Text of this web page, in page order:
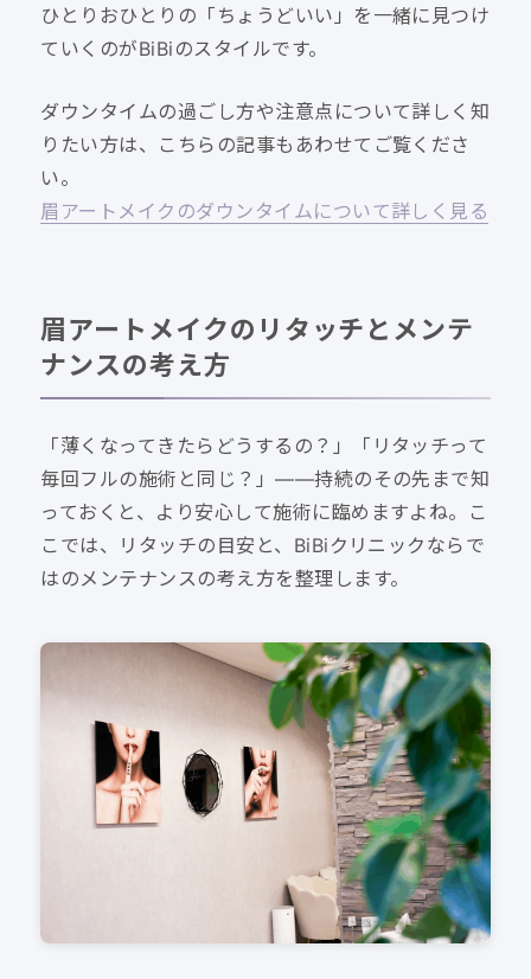
ひとりおひとりの「ちょうどいい」を一緒に見つけ
ていくのがBiBiのスタイルです。
ダウンタイムの過ごし方や注意点について詳しく知
りたい方は、こちらの記事もあわせてご覧くださ
い。
眉アートメイクのダウンタイムについて詳しく見る
眉アートメイクのリタッチとメンテ
ナンスの考え方
「薄くなってきたらどうするの？」「リタッチって
毎回フルの施術と同じ？」——持続のその先まで知
っておくと、より安心して施術に臨めますよね。こ
こでは、リタッチの目安と、BiBiクリニックならで
はのメンテナンスの考え方を整理します。